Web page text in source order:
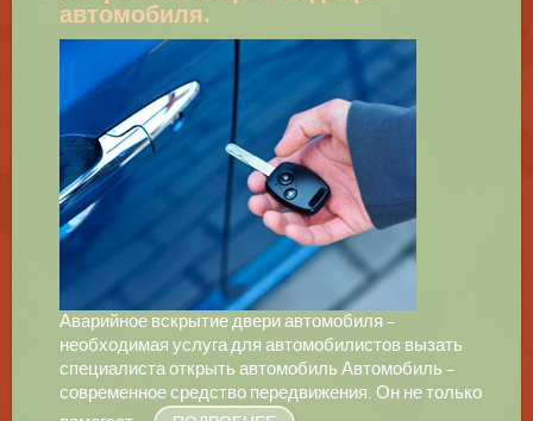
автомобиля.
Аварийное вскрытие двери автомобиля –
необходимая услуга для автомобилистов вызать
специалиста открыть автомобиль Автомобиль –
современное средство передвижения. Он не только